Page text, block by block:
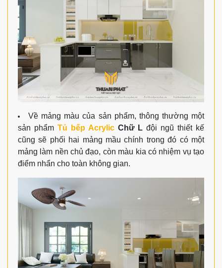
Về mảng màu của sản phẩm, thông thường một
sản phẩm Tủ bếp AcrylicChữ L đội ngũ thiết kế
cũng sẽ phối hai mảng mầu chính trong đó có một
mảng làm nền chủ đạo, còn màu kia có nhiệm vụ tạo
điểm nhẩn cho toàn không gian.